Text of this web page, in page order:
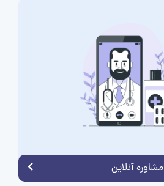
مشاوره آنلاین